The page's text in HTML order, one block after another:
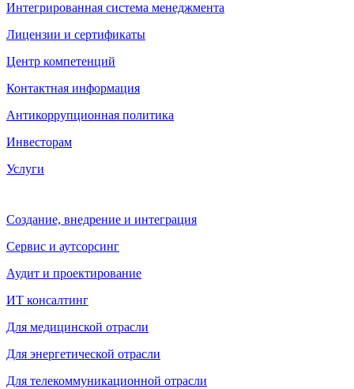
Интегрированная система менеджмента
Лицензии и сертификаты
Центр компетенций
Контактная информация
Антикоррупционная политика
Инвесторам
Услуги
Создание, внедрение и интеграция
Сервис и аутсорсинг
Аудит и проектирование
ИТ консалтинг
Для медицинской отрасли
Для энергетической отрасли
Для телекоммуникационной отрасли